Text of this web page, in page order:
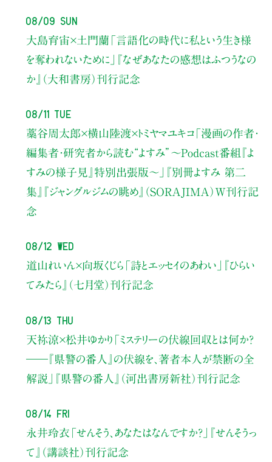
08/09 Sun
大島育宙×土門蘭 「言語化の時代に私という生き様
を奪われないために」
『なぜあなたの感想はふつうなの
か』（大和書房）刊行記念
08/11 Tue
藁谷周太郎×横山陸渡×トミヤマユキコ「漫画の作者・
編集者・研究者から読む“よすみ” 〜Podcast番組『よ
すみの様子見』特別出張版〜」
『別冊よすみ 第二
集』『ジャングルジムの眺め』（SORAJIMA）W刊行記
念
08/12 Wed
道山れいん×向坂くじら 「詩とエッセイのあわい」
『ひらい
てみたら』（七月堂）刊行記念
08/13 Thu
天祢涼×松井ゆかり 「ミステリーの伏線回収とは何か？
――『県警の番人』の伏線を、著者本人が禁断の全
解説」
『県警の番人』（河出書房新社）刊行記念
08/14 Fri
永井玲衣 「せんそう、あなたはなんですか？」
『せんそうっ
て』（講談社）刊行記念